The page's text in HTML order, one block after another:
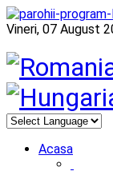
Vineri, 07 August
Acasa